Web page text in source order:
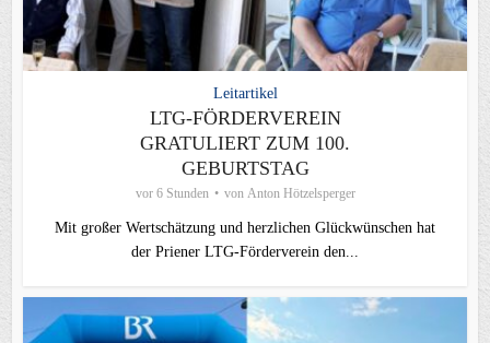
Leitartikel
LTG-FÖRDERVEREIN
GRATULIERT ZUM 100.
GEBURTSTAG
vor 6 Stunden von Anton Hötzelsperger
Mit großer Wertschätzung und herzlichen Glückwünschen hat
der Priener LTG‑Förderverein den...